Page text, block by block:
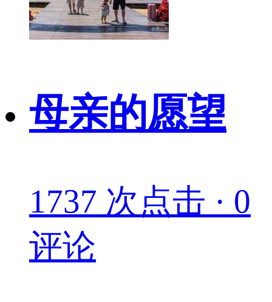
母亲的愿望
1737 次点击 · 0
评论